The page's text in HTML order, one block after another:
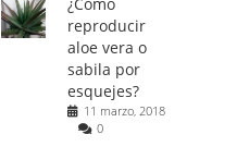
reproducir
aloe vera o
sabila por
esquejes?
11 marzo, 2018
0